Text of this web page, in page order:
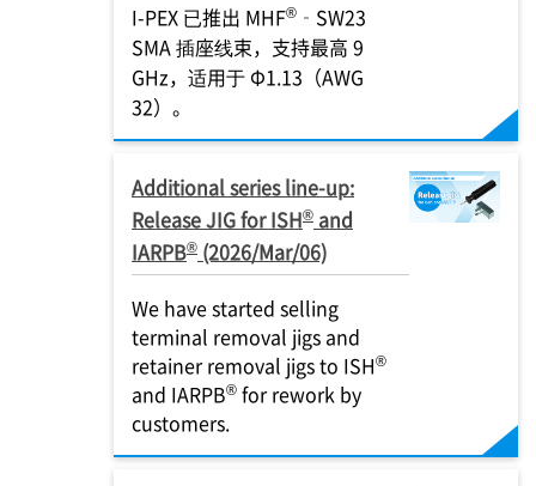
I-PEX 已推出 MHF® ‑SW23
SMA 插座线束，支持最高 9
GHz，适用于 Φ1.13（AWG
32）。
Additional series line-up:
Release JIG for ISH® and
IARPB® (2026/Mar/06)
We have started selling
terminal removal jigs and
retainer removal jigs to ISH®
and IARPB® for rework by
customers.